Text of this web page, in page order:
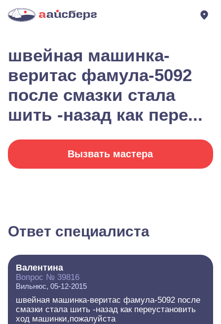
швейная машинка-
веритас фамула-5092
после смазки стала
шить -назад как пере...
Вызвать мастера
Ответ специалиста
Валентина
Вопрос № 39816
Вильнюс, 05-12-2015
швейная машинка-веритас фамула-5092 после
смазки стала шить -назад как переустановить
ход машинки,пожалуйста